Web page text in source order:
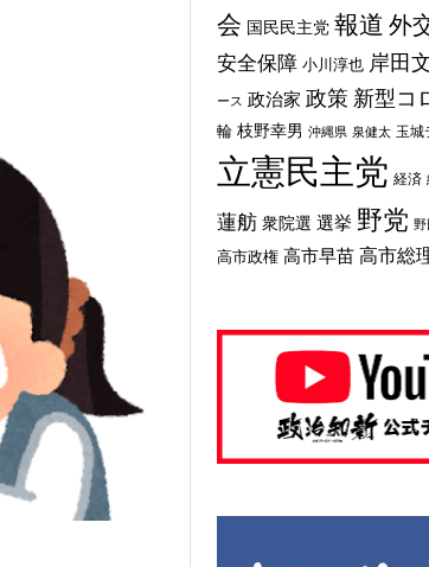
会 国民民主党 報道 外
安全保障 小川淳也 岸田
ース 政治家 政策 新型コ
輪 枝野幸男 沖縄県 泉健太 玉城
立憲民主党 経済
蓮舫 衆院選 選挙 野党 野
高市政権 高市早苗 高市総